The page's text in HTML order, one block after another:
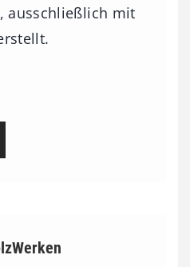
ausschließlich mit